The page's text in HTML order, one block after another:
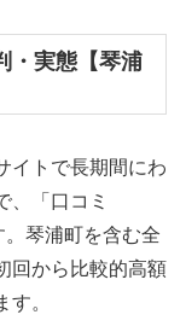
・実態【琴浦
イトで長期間にわ
、「口コミ
琴浦町を含む全
回から比較的高額
。